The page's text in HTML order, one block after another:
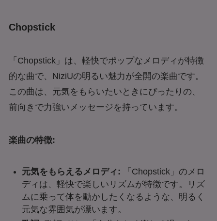
Chopstick
「Chopstick」は、軽快でポップなメロディが特徴
的な曲で、NiziUの明るい魅力が全開の楽曲です。
この曲は、元気をもらいたいときにぴったりの、
前向きで力強いメッセージを持っています。
楽曲の特徴:
元気をもらえるメロディ: 「Chopstick」のメロ
ディは、軽快で楽しいリズムが特徴です。リズ
ムに乗って体を動かしたくなるような、明るく
元気な雰囲気が漂います。